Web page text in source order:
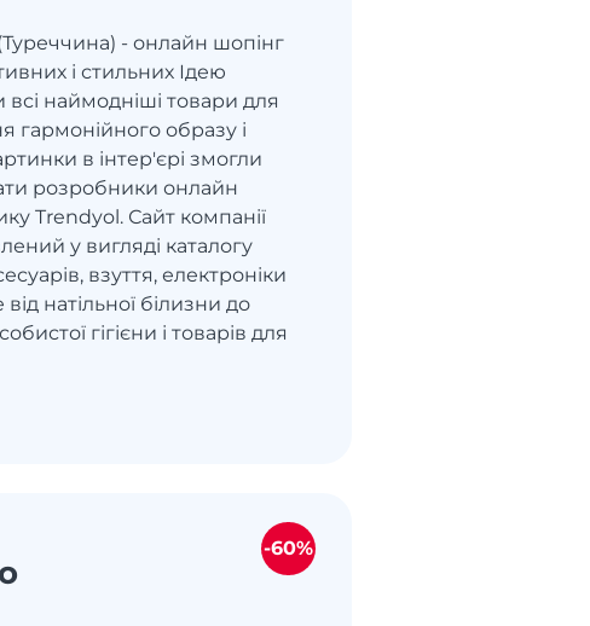
- онлайн шопінг
і стильних Ідею
всі наймодніші товари для
гармонійного образу і
в інтер'єрі змогли
розробники онлайн
Trendyol. Сайт компанії
у вигляді каталогу
взуття, електроніки
від натільної білизни до
гігієни і товарів для
-60%